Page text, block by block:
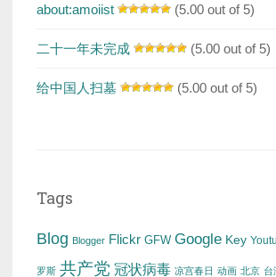
about:amoiist (5.00 out of 5)
二十一年未完成 (5.00 out of 5)
给中国人扫墓 (5.00 out of 5)
Tags
Blog Blogger Flickr GFW Google Key
罗斯 共产党 冠状病毒 凉宫春日 动画 北京 台